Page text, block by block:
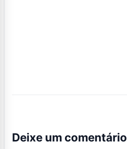
Deixe um comentário